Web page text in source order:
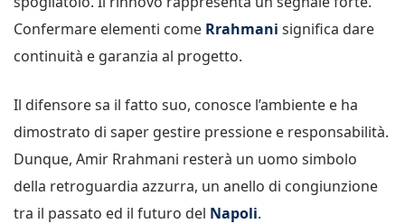
Confermare elementi come Rrahmani significa dare
continuità e garanzia al progetto.
Il difensore sa il fatto suo, conosce l’ambiente e ha
dimostrato di saper gestire pressione e responsabilità.
Dunque, Amir Rrahmani resterà un uomo simbolo
della retroguardia azzurra, un anello di congiunzione
tra il passato ed il futuro del Napoli.